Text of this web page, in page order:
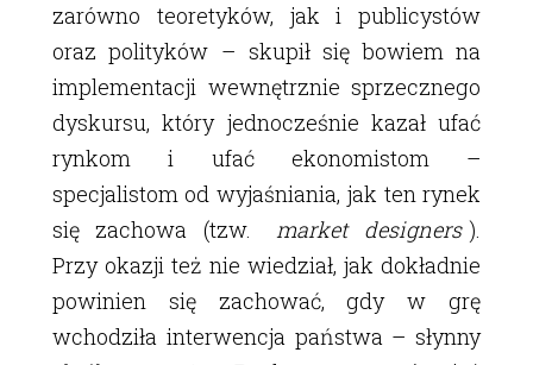
zarówno teoretyków, jak i publicystów
oraz polityków – skupił się bowiem na
implementacji wewnętrznie sprzecznego
dyskursu, który jednocześnie kazał ufać
rynkom i ufać ekonomistom –
specjalistom od wyjaśniania, jak ten rynek
się zachowa (tzw.
market designers ).
Przy okazji też nie wiedział, jak dokładnie
powinien się zachować, gdy w grę
wchodziła interwencja państwa – słynny